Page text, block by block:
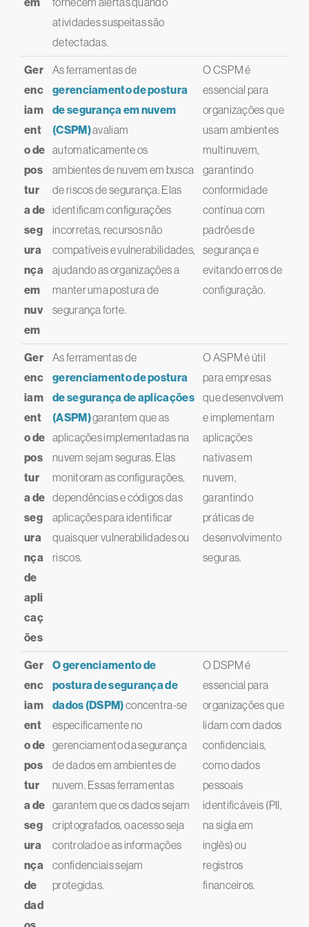
atividades suspeitas são
detectadas.
Ger
enc
iam
ent
o de
pos
tur
a de
seg
ura
nça
em
nuv
em
As ferramentas de
gerenciamento de postura
de segurança em nuvem
(CSPM)avaliam
automaticamente os
ambientes de nuvem em busca
de riscos de segurança. Elas
identificam configurações
incorretas, recursos não
compatíveis e vulnerabilidades,
ajudando as organizações a
manter uma postura de
segurança forte.
O CSPM é
essencial para
organizações que
usam ambientes
multinuvem,
garantindo
conformidade
contínua com
padrões de
segurança e
evitando erros de
configuração.
Ger
enc
iam
ent
o de
pos
tur
a de
seg
ura
nça
de
apli
caç
ões
As ferramentas de
gerenciamento de postura
de segurança de aplicações
(ASPM)garantem que as
aplicações implementadas na
nuvem sejam seguras. Elas
monitoram as configurações,
dependências e códigos das
aplicações para identificar
quaisquer vulnerabilidades ou
riscos.
O ASPM é útil
para empresas
que desenvolvem
e implementam
aplicações
nativas em
nuvem,
garantindo
práticas de
desenvolvimento
seguras.
Ger
enc
iam
ent
o de
pos
tur
a de
seg
ura
nça
de
dad
O gerenciamento de
postura de segurança de
dados (DSPM)concentra-se
especificamente no
gerenciamento da segurança
de dados em ambientes de
nuvem. Essas ferramentas
garantem que os dados sejam
criptografados, o acesso seja
controlado e as informações
confidenciais sejam
protegidas.
O DSPM é
essencial para
organizações que
lidam com dados
confidenciais,
como dados
pessoais
identificáveis (PII,
na sigla em
inglês) ou
registros
financeiros.